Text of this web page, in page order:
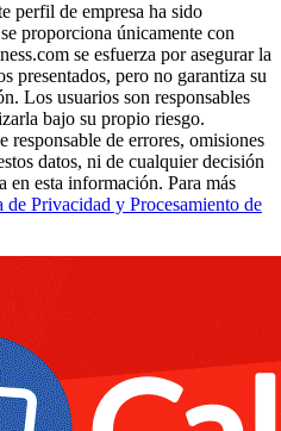
perfil de empresa ha sido
proporciona únicamente con
se esfuerza por asegurar la
presentados, pero no garantiza su
Los usuarios son responsables
bajo su propio riesgo.
responsable de errores, omisiones
datos, ni de cualquier decisión
en esta información. Para más
de Privacidad y Procesamiento de